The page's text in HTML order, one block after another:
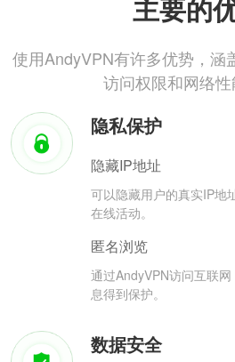
主要的
使用AndyVPN有许多优势，涵
访问权限和网络
隐私保护
隐藏IP地址
可以隐藏用户的真实IP地
在线活动。
匿名浏览
通过AndyVPN访问互联
息得到保护。
数据安全